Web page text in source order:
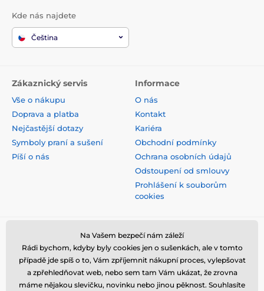
Kde nás najdete
Čeština
Zákaznický servis
Vše o nákupu
Doprava a platba
Nejčastější dotazy
Symboly praní a sušení
Píší o nás
Informace
O nás
Kontakt
Kariéra
Obchodní podmínky
Ochrana osobních údajů
Odstoupení od smlouvy
Prohlášení k souborům
cookies
Bezpečná platba kartou
Na Vašem bezpečí nám záleží
Rádi bychom, kdyby byly cookies jen o sušenkách, ale v tomto
případě jde spíš o to, Vám zpříjemnit nákupní proces, vylepšovat
a zpřehledňovat web, nebo sem tam Vám ukázat, že zrovna
máme nějakou slevičku, novinku nebo jinou pěknost. Souhlasíte